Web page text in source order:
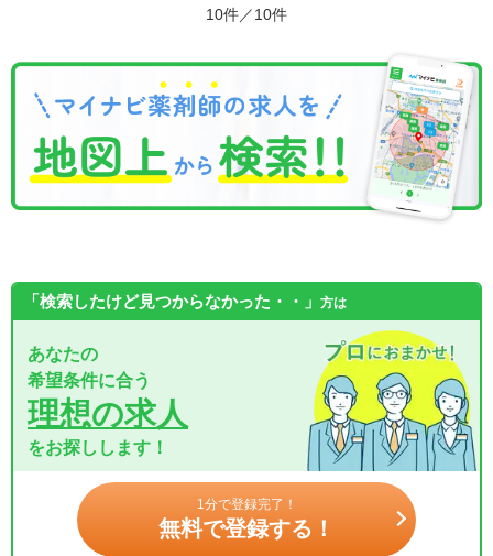
10件／10件
「検索したけど見つからなかった・・」 方は
あなたの
希望条件に合う
理想の求人
をお探しします！
1分で登録完了！
無料で登録する！